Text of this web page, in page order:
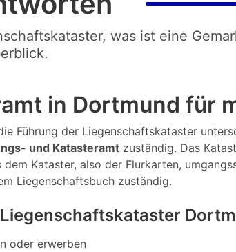
was ist eine
in Dortmund für
Führung der Liegenschaftskataster
und Katasteramt zuständig. Das
Kataster, also der Flurkarten,
Liegenschaftsbuch zuständig.
oder erwerben